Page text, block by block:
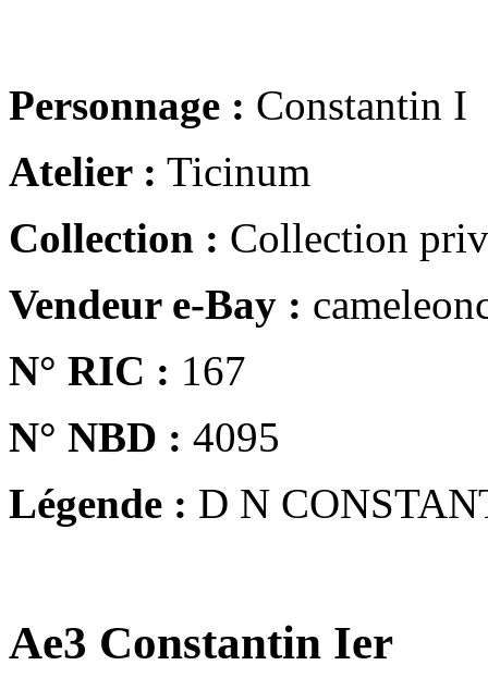
Personnage : Constantin I
Atelier : Ticinum
Collection : Collection
Vendeur e-Bay :
N° RIC : 167
N° NBD : 4095
Légende : D N
Ae3 Constantin Ier